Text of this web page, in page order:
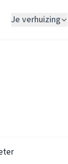
Je verhuizing